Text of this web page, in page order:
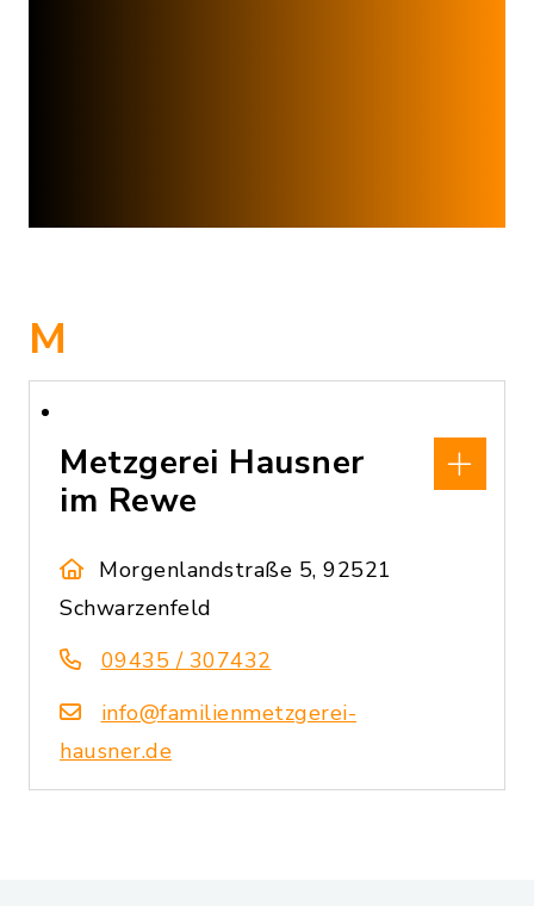
M
Metzgerei Hausner
im Rewe
Morgenlandstraße 5, 92521
Schwarzenfeld
09435 / 307432
info@familienmetzgerei-
hausner.de